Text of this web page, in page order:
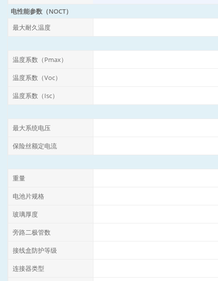
电性能参数（NOCT）
最大耐久温度
温度系数（Pmax）
温度系数（Voc）
温度系数（Isc）
最大系统电压
保险丝额定电流
重量
电池片规格
玻璃厚度
旁路二极管数
接线盒防护等级
连接器类型